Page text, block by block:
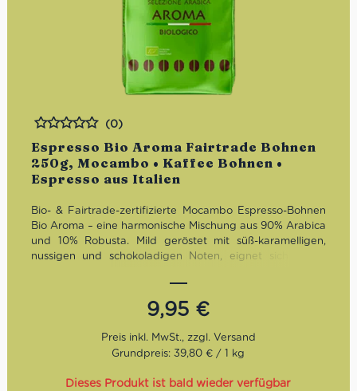
Espresso Bio Aroma Fairtrade Bohnen
250g, Mocambo • Kaffee Bohnen •
Espresso aus Italien
Bewertet
(0)
Bio- & Fairtrade-zertifizierte Mocambo Espresso-Bohnen
Bio Aroma – eine harmonische Mischung aus 90% Arabica
und 10% Robusta. Mild geröstet mit süß-karamelligen,
nussigen und schokoladigen Noten, eignet sich dieser
Macchiato. Nachhaltig, aromatisch und mit authentischem
italienischen Geschmack.
Trommelröstung — schonend geröstet für
weiche Säure und wenig Bitterkeit
süß-karamellig, nussig, schokoladige
Nuancen
9,95 €
Grundpreis: 39,80 € / 1 kg
Dieses Produkt ist bald wieder verfügbar